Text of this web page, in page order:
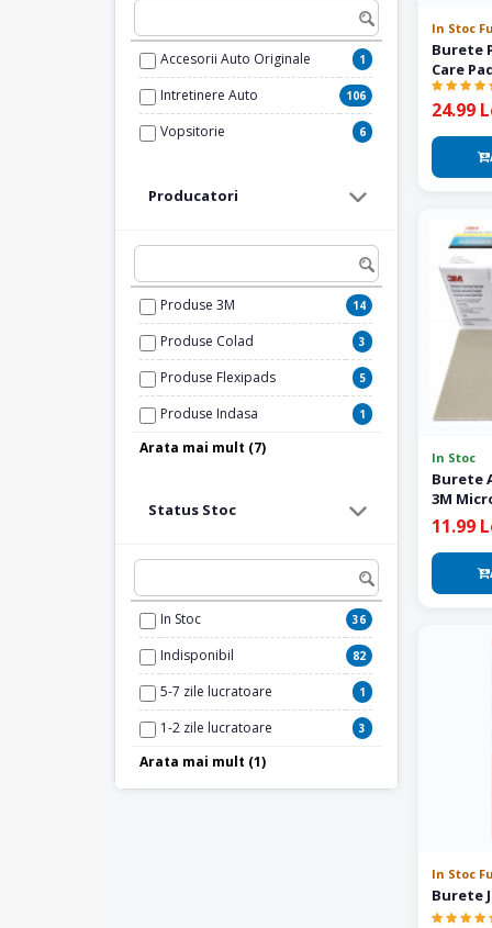
75 mm 9
Accesorii Auto Originale 1
Intretinere Auto 106
Vopsitorie 6
Producatori
Produse 3M 14
Produse Colad 3
Produse Flexipads 5
Produse Indasa 1
Produse Koch Chemie
Produse Porsche 1
Produse Rupes 45
11
Produse TurtleWax 3
Arata mai mult (7)
Status Stoc
In Stoc 36
Indisponibil 82
5-7 zile lucratoare 1
1-2 zile lucratoare 3
In Stoc Furnizor
Arata mai mult (1)
In Stoc
Burete
Care
24.99
In Stoc
Burete
3M
11.99
In Stoc
Burete